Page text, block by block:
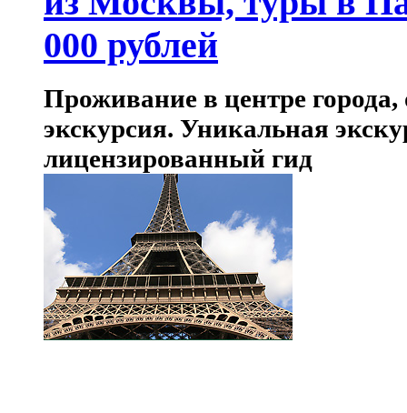
000 рублей
Проживание в центре города,
экскурсия. Уникальная
лицензированный гид